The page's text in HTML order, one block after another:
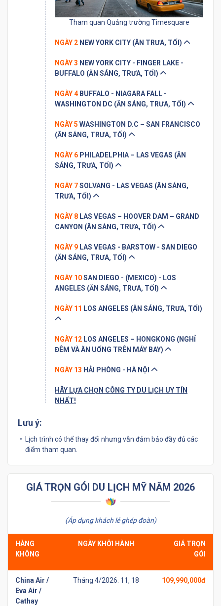
Tham quan Quảng trường Timesquare
NGÀY 2 NEW YORK CITY (ĂN TRƯA, TỐI)
NGÀY 3 NEW YORK CITY - FINGER LAKE -
BUFFALO (ĂN SÁNG, TRƯA, TỐI)
NGÀY 4BUFFALO - NIAGARA FALL -
WASHINGTON DC (ĂN SÁNG, TRƯA, TỐI)
NGÀY 5 WASHINGTON D.C – SAN FRANCISCO
(ĂN SÁNG, TRƯA, TỐI)
NGÀY 6 PHILADELPHIA – LAS VEGAS (ĂN
SÁNG, TRƯA, TỐI)
NGÀY 7SOLVANG - LAS VEGAS (ĂN SÁNG,
TRƯA, TỐI)
NGÀY 8 LAS VEGAS – HOOVER DAM – GRAND
CANYON (ĂN SÁNG, TRƯA, TỐI)
NGÀY 9 LAS VEGAS - BARSTOW - SAN DIEGO
(ĂN SÁNG, TRƯA, TỐI)
NGÀY 10SAN DIEGO - (MEXICO) - LOS
ANGELES (ĂN SÁNG, TRƯA, TỐI)
NGÀY 11 LOS ANGELES (ĂN SÁNG, TRƯA, TỐI)
NGÀY 12 LOS ANGELES – HONGKONG (NGHỈ
ĐÊM VÀ ĂN UỐNG TRÊN MÁY BAY)
NGÀY 13 HẢI PHÒNG - HÀ NỘI
HÃY LỰA CHỌN CÔNG TY DU LỊCH UY TÍN
NHẤT!
Lưu ý:
Lịch trình có thể thay đổi nhưng vẫn đảm bảo đầy đủ các
điểm tham quan.
GIÁ TRỌN GÓI DU LỊCH MỸ NĂM 2026
(Áp dụng khách lẻ ghép đoàn)
HÀNG
KHÔNG
NGÀY KHỞI HÀNH
GIÁ TRỌN
GÓI
China Air /
Eva Air /
Cathay
Tháng 4/2026: 11, 18 109,990,000đ